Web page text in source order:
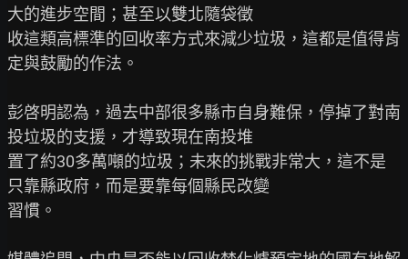
大的進步空間；甚至以雙北隨袋徵
收這類高標準的回收率方式來減少垃圾，這都是值得肯
定與鼓勵的作法。
彭啓明認為，過去中部很多縣市自身難保，停掉了對南
投垃圾的支援，才導致現在南投堆
置了約30多萬噸的垃圾；未來的挑戰非常大，這不是
只靠縣政府，而是要靠每個縣民改變
習慣。